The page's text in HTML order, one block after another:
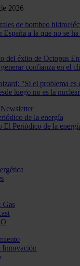
2026
de bombeo
España a la que no se
del éxito de Octopus
confianza en el
"Si el problema es
luego no es la
Gas
Innovación